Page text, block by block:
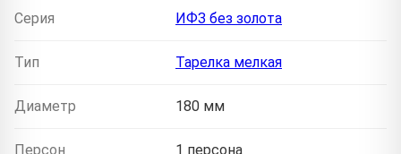
Серия ИФЗ без золота
Тип Тарелка мелкая
Диаметр 180 мм
Персон 1 персона